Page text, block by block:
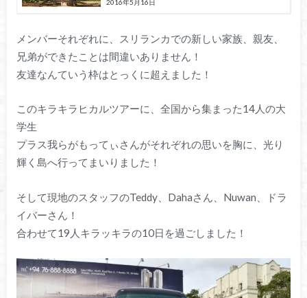
2016年5月16日
メンバーそれぞれに、スリランカでの新しい家族、親友、
兄弟ができたことは間違いありません！
友達なんていう枠はとっくに超えました！
このキラキラヒカルツアーに、全国から集まった14人の大
学生
プラス我らがもってぃさんがそれぞれの思いを胸に、光り
輝く島へ行ってまいりました！
そして現地のスタッフのTeddy、Dahaさん、Nuwan、ドラ
イバーさん！
合わせて19人キラッキラの10日を過ごしました！